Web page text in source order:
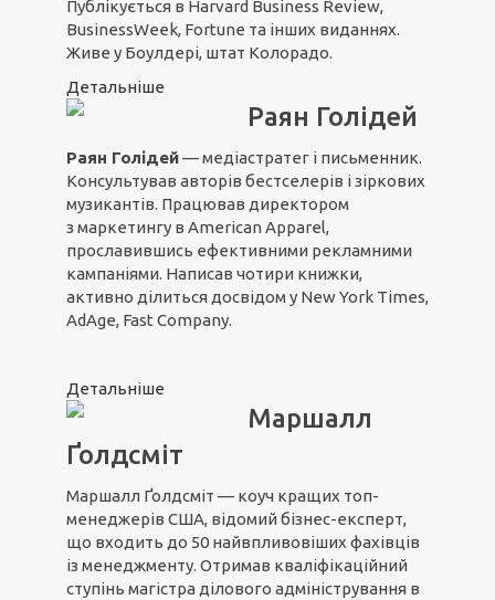
Публікується в Harvard Business Review,
BusinessWeek, Fortune та інших виданнях.
Живе у Боулдері, штат Колорадо.
Детальніше
Раян Голідей
Раян Голідей— медіастратег і письменник.
Консультував авторів бестселерів і зіркових
музикантів. Працював директором
з маркетингу в American Apparel,
прославившись ефективними рекламними
кампаніями. Написав чотири книжки,
активно ділиться досвідом у New York Times,
AdAge, Fast Company.
Детальніше
Маршалл
Ґолдсміт
Маршалл Ґолдсміт — коуч кращих топ-
менеджерів США, відомий бізнес-експерт,
що входить до 50 найвпливовіших фахівців
із менеджменту. Отримав кваліфікаційний
ступінь магістра ділового адміністрування в